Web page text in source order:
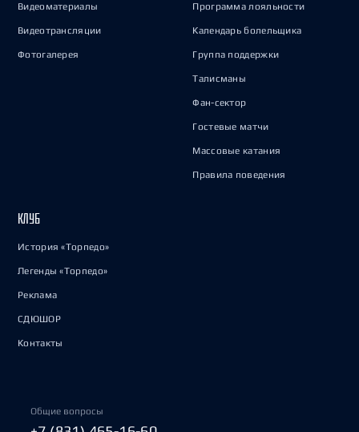
Видеоматериалы
Видеотрансляции
Фотогалерея
Программа лояльности
Календарь болельщика
Группа поддержки
Талисманы
Фан-сектор
Гостевые матчи
Массовые катания
Правила поведения
КЛУБ
История «Торпедо»
Легенды «Торпедо»
Реклама
СДЮШОР
Контакты
Общие вопросы